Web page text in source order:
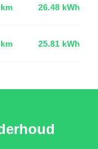
26.48 kWh
25.81 kWh